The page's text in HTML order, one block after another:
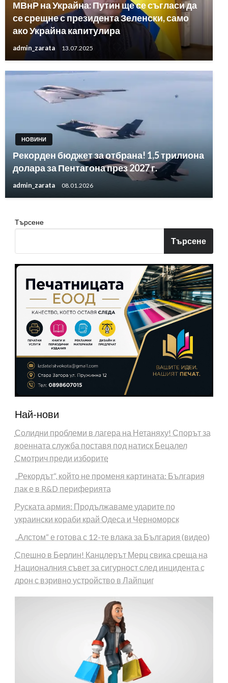
МВнР на Украйна: Путин ще се съгласи да
се срещне с президента Зеленски, само
ако Украйна капитулира
admin_zarata 13.07.2025
НОВИНИ
Рекорден бюджет за отбрана! 1,5 трилиона
долара за Пентагона през 2027 г.
admin_zarata 08.01.2026
Търсене
Търсене
Най-нови
Солидни проблеми в лагера на Нетаняху! Спорът за
военната служба поставя под натиск Бецалел
Смотрич преди изборите
„Рекордът“, който не променя картината: България
пак е в R&D периферията
Руската армия: Продължаваме ударите по
украински кораби край Одеса и Черноморск
„Алстом“ е готова с 12-те влака за България (видео)
Спешно в Берлин! Канцлерът Мерц свика среща на
Националния съвет за сигурност след инцидента с
дрон с взривно устройство в Лайпциг